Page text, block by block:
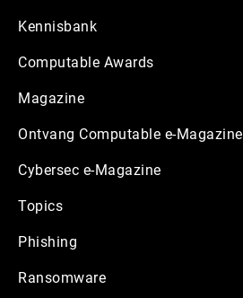
Kennisbank
Computable Awards
Magazine
Ontvang Computable e-Magazine
Cybersec e-Magazine
Topics
Phishing
Ransomware